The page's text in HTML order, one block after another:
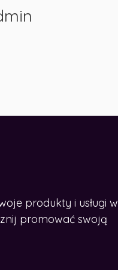
produkty i usługi w
promować swoją